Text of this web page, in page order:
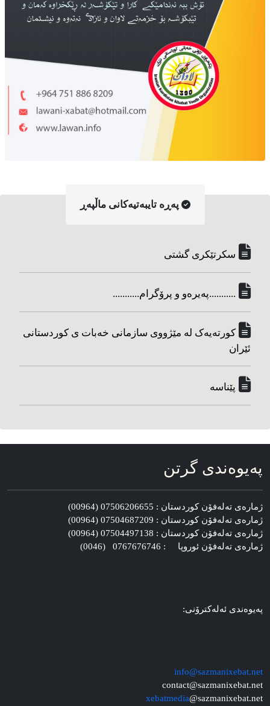
په‌ڕه‌ تایبه‌تیه‌کانی ماڵپه‌ڕ
سکرتێکری گشتی
...........په‌یره‌و و پرۆگرام...........
کورته‌یه‌ک له مێژووی سازمانی خه‌بات ی کوردستانی
ئێران
پێناسه‌
په‌یوه‌ندی گرتن
ژماره‌ی ته‌له‌فۆن کوردستان : 07506206655 (00964)
ژماره‌ی ته‌له‌فۆن کوردستان : 07504687209 (00964)
ژماره‌ی ته‌له‌فۆن کوردستان : 07504497138 (00964)
ژماره‌ی ته‌له‌فۆن ئوروپا : 0767676746 (0046)
په‌یوه‌ندی ئه‌له‌کترۆنی:
info@sazmanixebat.net
contact@sazmanixebat.net
xebatmedia@sazmanixebat.net